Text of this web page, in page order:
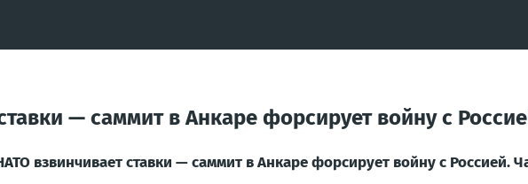
— саммит в Анкаре форсирует войну с
взвинчивает ставки — саммит в Анкаре форсирует войну с Россией.